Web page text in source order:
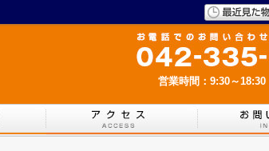
営業時間：9:30～18:30